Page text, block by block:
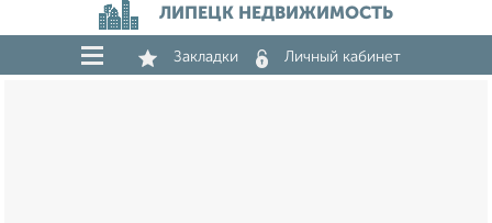
ЛИПЕЦК НЕДВИЖИМОСТЬ
Закладки Личный кабинет